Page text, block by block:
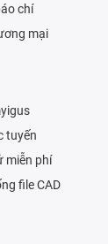
chí
mại
tuyến
miễn phí
file CAD